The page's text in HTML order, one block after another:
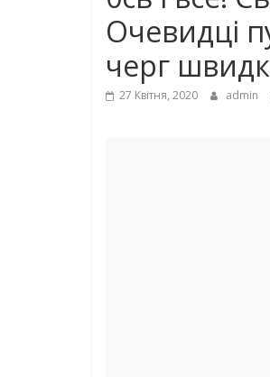
Очевидці
черг
27 Квітня, 2020 admin